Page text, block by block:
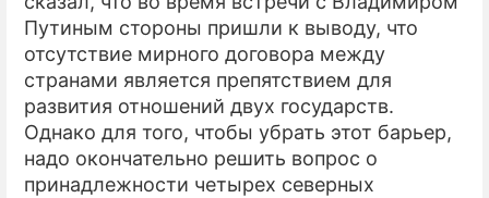
Путиным стороны пришли к выводу, что
отсутствие мирного договора между
странами является препятствием для
развития отношений двух государств.
Однако для того, чтобы убрать этот барьер,
надо окончательно решить вопрос о
принадлежности четырех северных